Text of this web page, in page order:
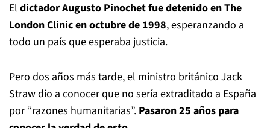
El dictador Augusto Pinochet fue detenido en The
London Clinic en octubre de 1998, esperanzando a
todo un país que esperaba justicia.
Pero dos años más tarde, el ministro británico Jack
Straw dio a conocer que no sería extraditado a España
por “razones humanitarias”. Pasaron 25 años para